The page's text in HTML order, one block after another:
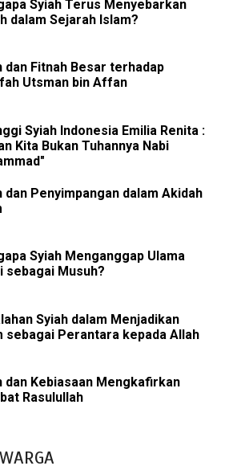
Syiah Terus Menyebarkan
dalam Sejarah Islam?
dan Fitnah Besar terhadap
Utsman bin Affan
Syiah Indonesia Emilia Renita :
Kita Bukan Tuhannya Nabi
dan Penyimpangan dalam Akidah
Syiah Menganggap Ulama
sebagai Musuh?
Syiah dalam Menjadikan
sebagai Perantara kepada Allah
dan Kebiasaan Mengkafirkan
Rasulullah